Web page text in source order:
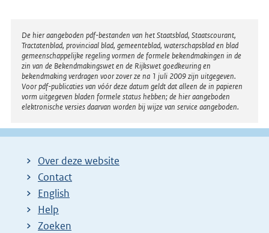
Disclaimer
De hier aangeboden pdf-bestanden van het Staatsblad, Staatscourant,
Tractatenblad, provinciaal blad, gemeenteblad, waterschapsblad en blad
gemeenschappelijke regeling vormen de formele bekendmakingen in de
zin van de Bekendmakingswet en de Rijkswet goedkeuring en
bekendmaking verdragen voor zover ze na 1 juli 2009 zijn uitgegeven.
Voor pdf-publicaties van vóór deze datum geldt dat alleen de in papieren
vorm uitgegeven bladen formele status hebben; de hier aangeboden
elektronische versies daarvan worden bij wijze van service aangeboden.
Over deze website
Contact
English
Help
Zoeken